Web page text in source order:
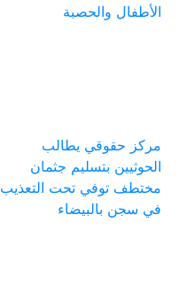
الأطفال والحصبة
مركز حقوقي يطالب
الحوثيين بتسليم جثمان
مختطف توفي تحت التعذيب
في سجن بالبيضاء